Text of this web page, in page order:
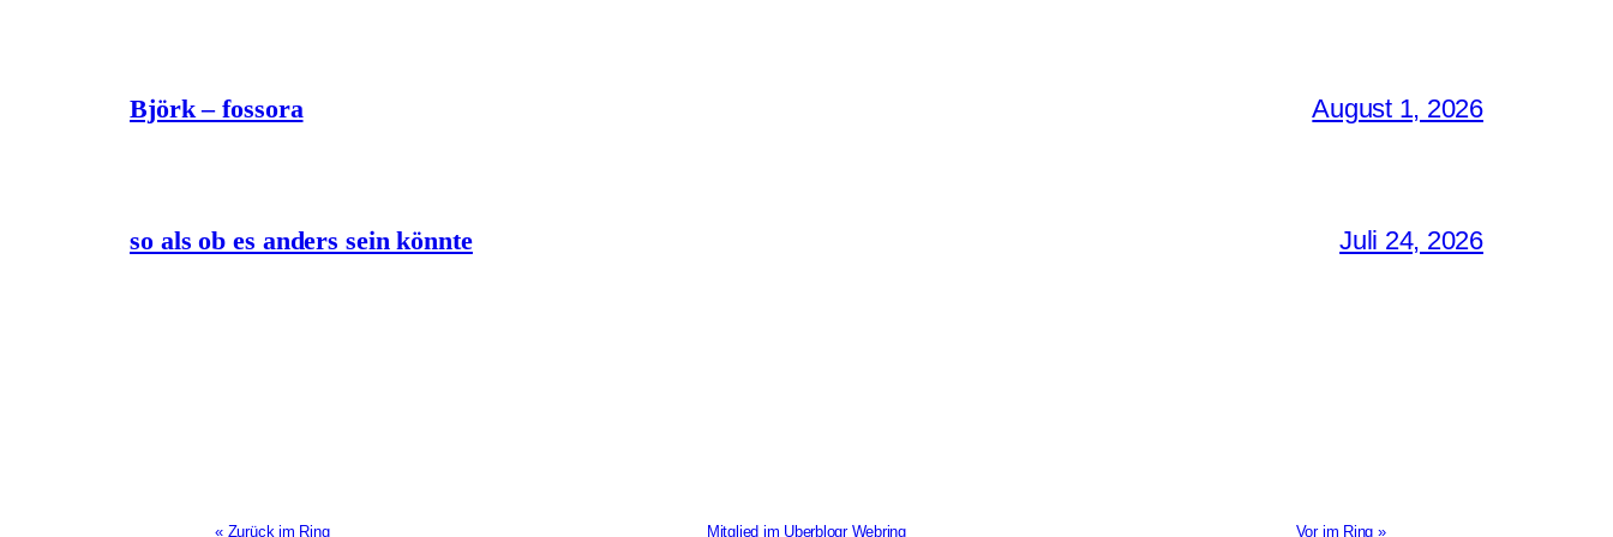
Björk – fossora August 1, 2026
so als ob es anders sein könnte Juli 24, 2026
« Zurück im Ring Mitglied im Uberblogr Webring Vor im Ring »